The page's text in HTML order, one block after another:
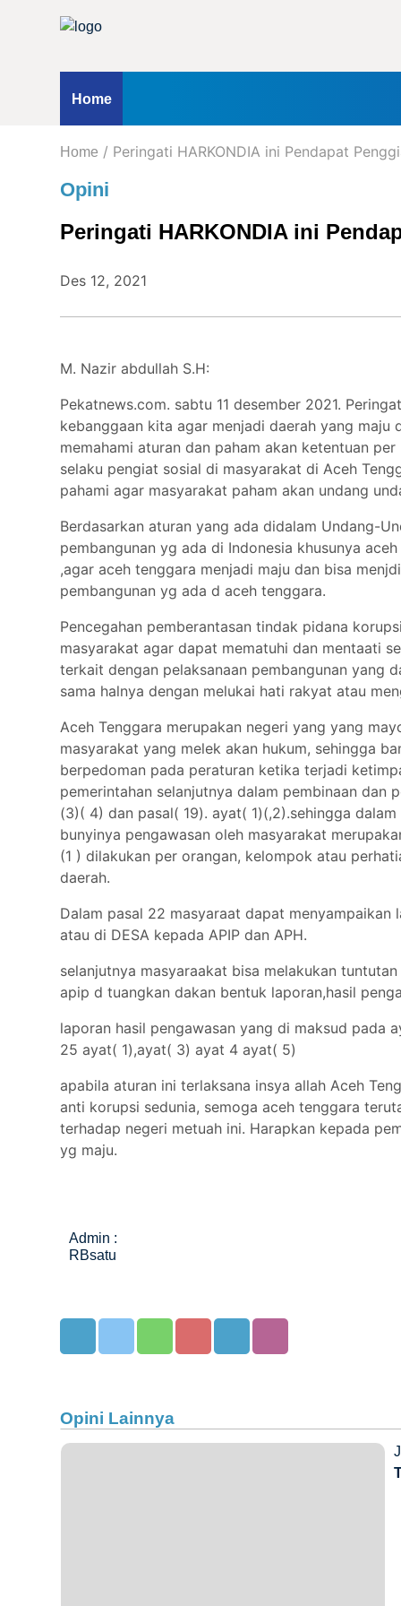
Peristiwa
Olahraga
Internasional
Opini
& Kriminal Peristiwa
Home
Home / Peringati HARKONDIA ini Pendapat
Opini
Peringati HARKONDIA ini
Des 12, 2021
M. Nazir abdullah S.H:
Pekatnews.com. sabtu 11 desember 2021.
kebanggaan kita agar menjadi daerah yang
memahami aturan dan paham akan ketentuan
selaku pengiat sosial di masyarakat di Aceh
pahami agar masyarakat paham akan undang
Berdasarkan aturan yang ada didalam Undang-
pembangunan yg ada di Indonesia khusunya
,agar aceh tenggara menjadi maju dan bisa
pembangunan yg ada d aceh tenggara.
Pencegahan pemberantasan tindak pidana
masyarakat agar dapat mematuhi dan mentaati
terkait dengan pelaksanaan pembangunan yang
sama halnya dengan melukai hati rakyat atau
Aceh Tenggara merupakan negeri yang yang
masyarakat yang melek akan hukum, sehingga
berpedoman pada peraturan ketika terjadi
pemerintahan selanjutnya dalam pembinaan dan
(3)( 4) dan pasal( 19). ayat( 1)(,2).sehingga
bunyinya pengawasan oleh masyarakat
(1 ) dilakukan per orangan, kelompok atau
daerah.
Dalam pasal 22 masyaraat dapat
atau di DESA kepada APIP dan APH.
selanjutnya masyaraakat bisa melakukan
apip d tuangkan dakan bentuk laporan,hasil
laporan hasil pengawasan yang di maksud pada
25 ayat( 1),ayat( 3) ayat 4 ayat( 5)
apabila aturan ini terlaksana insya allah Aceh
anti korupsi sedunia, semoga aceh tenggara
terhadap negeri metuah ini. Harapkan kepada
yg maju.
Admin :
RBsatu
Opini Lainnya